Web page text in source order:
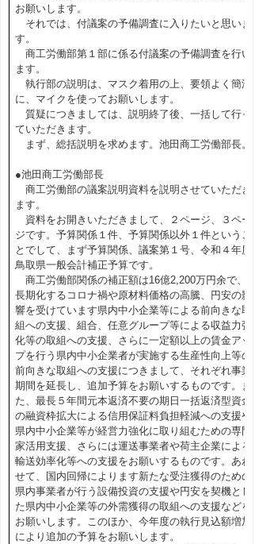
お願いします。
それでは、付議案の予備調査に入りたいと思いま
す。
商工労働部第１部に係る付議案の予備調査を行い
ます。
執行部の説明は、マスク着用の上、要領よく簡潔
に、マイクを使ってお願いします。
質疑につきましては、説明終了後、一括して行っ
ていただきます。
まず、総括説明を求めます。池田商工労働部長。
●池田商工労働部長
商工労働部の議案説明資料を説明させていただき
ます。
資料をお開きいただきまして、２ページ、３ペー
ジです。予算関係１件、予算関係以外１件というこ
とでして、まず予算関係、議案第１号、令和４年度
鳥取県一般会計補正予算です。
商工労働部関係の補正額は16億2,200万円余で、
長期化するコロナ禍や原材料価格の高騰、円安の影
響を受けています県内中小企業等による前向きな取
組への支援、組合、任意グループ等による収益力強
化等の取組への支援、さらに一定額以上の賃金アッ
プを行う県内中小企業者が実施する生産性向上等の
前向きな取組への支援につきまして、それぞれ事業
期間を延長し、追加予算をお願いするものです。ま
た、最長５年間元本返済不要の期日一括返済型資金
の融資枠拡大による信用保証料負担軽減への支援や
県内中小企業等が経営力強化に取り組むための専門
家活用支援、さらには運送事業者や荷主企業による
輸送効率化等への支援をお願いするものです。あわ
せて、国内回帰によります新たな受注獲得のための
県内事業者が行う設備投資の支援や円安を契機とし
た県内中小企業等の外需獲得の取組への支援などを
お願いします。このほか、今年度の執行見込額増加
により追加の予算をお願いします。